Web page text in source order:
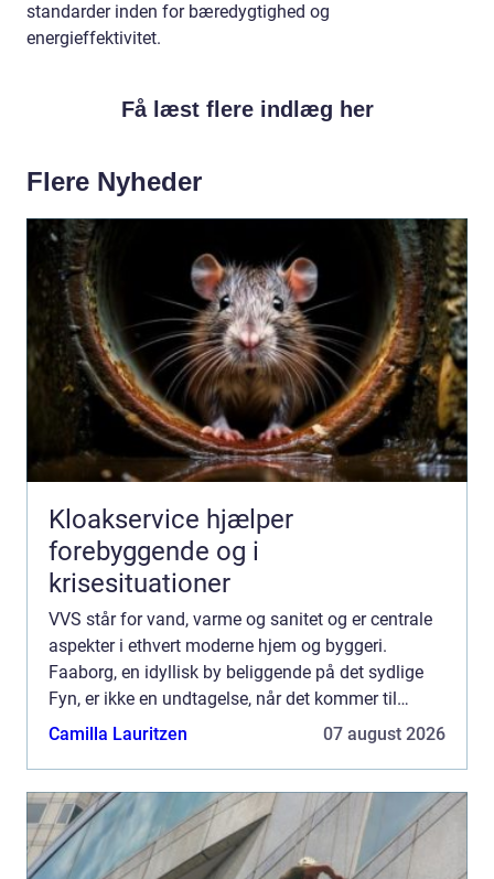
standarder inden for bæredygtighed og
energieffektivitet.
Få læst flere indlæg her
Flere Nyheder
Kloakservice hjælper
forebyggende og i
krisesituationer
VVS står for vand, varme og sanitet og er centrale
aspekter i ethvert moderne hjem og byggeri.
Faaborg, en idyllisk by beliggende på det sydlige
Fyn, er ikke en undtagelse, når det kommer til
behovet for kvalificeret VVS-service. In...
Camilla Lauritzen 07 august 2026